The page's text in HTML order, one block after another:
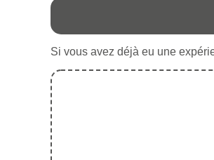
Si vous avez déjà eu une